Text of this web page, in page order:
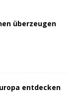
überzeugen
entdecken